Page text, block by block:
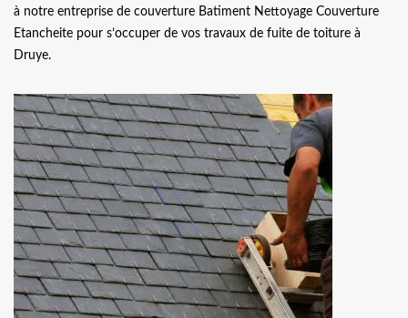
à notre entreprise de couverture Batiment Nettoyage Couverture
Etancheite pour s’occuper de vos travaux de fuite de toiture à
Druye.